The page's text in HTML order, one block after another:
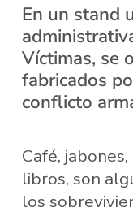
En un stand
Víctimas, se
fabricados
conflicto
Café,
libros, son
los